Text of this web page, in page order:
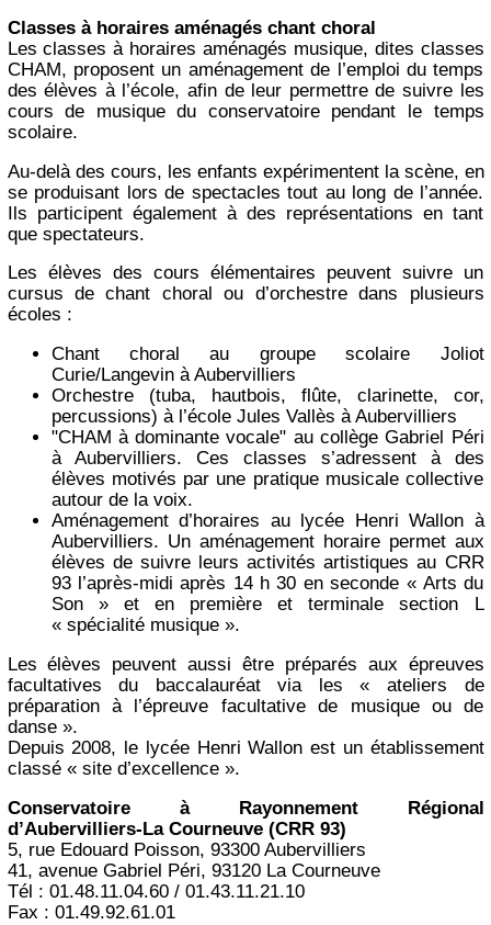
Classes à horaires aménagés chant choral
Les classes à horaires aménagés musique, dites classes
CHAM, proposent un aménagement de l’emploi du temps
des élèves à l’école, afin de leur permettre de suivre les
cours de musique du conservatoire pendant le temps
scolaire.
Au-delà des cours, les enfants expérimentent la scène, en
se produisant lors de spectacles tout au long de l’année.
Ils participent également à des représentations en tant
que spectateurs.
Les élèves des cours élémentaires peuvent suivre un
cursus de chant choral ou d’orchestre dans plusieurs
écoles :
Chant choral au groupe scolaire Joliot
Curie/Langevin à Aubervilliers
Orchestre (tuba, hautbois, flûte, clarinette, cor,
percussions) à l’école Jules Vallès à Aubervilliers
"CHAM à dominante vocale" au collège Gabriel Péri
à Aubervilliers. Ces classes s’adressent à des
élèves motivés par une pratique musicale collective
autour de la voix.
Aménagement d’horaires au lycée Henri Wallon à
Aubervilliers. Un aménagement horaire permet aux
élèves de suivre leurs activités artistiques au CRR
93 l’après-midi après 14 h 30 en seconde « Arts du
Son » et en première et terminale section L
« spécialité musique ».
Les élèves peuvent aussi être préparés aux épreuves
facultatives du baccalauréat via les « ateliers de
préparation à l’épreuve facultative de musique ou de
danse ».
Depuis 2008, le lycée Henri Wallon est un établissement
classé « site d’excellence ».
Conservatoire à Rayonnement Régional
d’Aubervilliers-La Courneuve (CRR 93)
5, rue Edouard Poisson, 93300 Aubervilliers
41, avenue Gabriel Péri, 93120 La Courneuve
Tél : 01.48.11.04.60 / 01.43.11.21.10
Fax : 01.49.92.61.01